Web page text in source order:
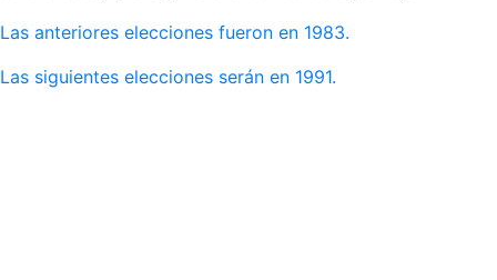
Las anteriores elecciones fueron en 1983.
Las siguientes elecciones serán en 1991.